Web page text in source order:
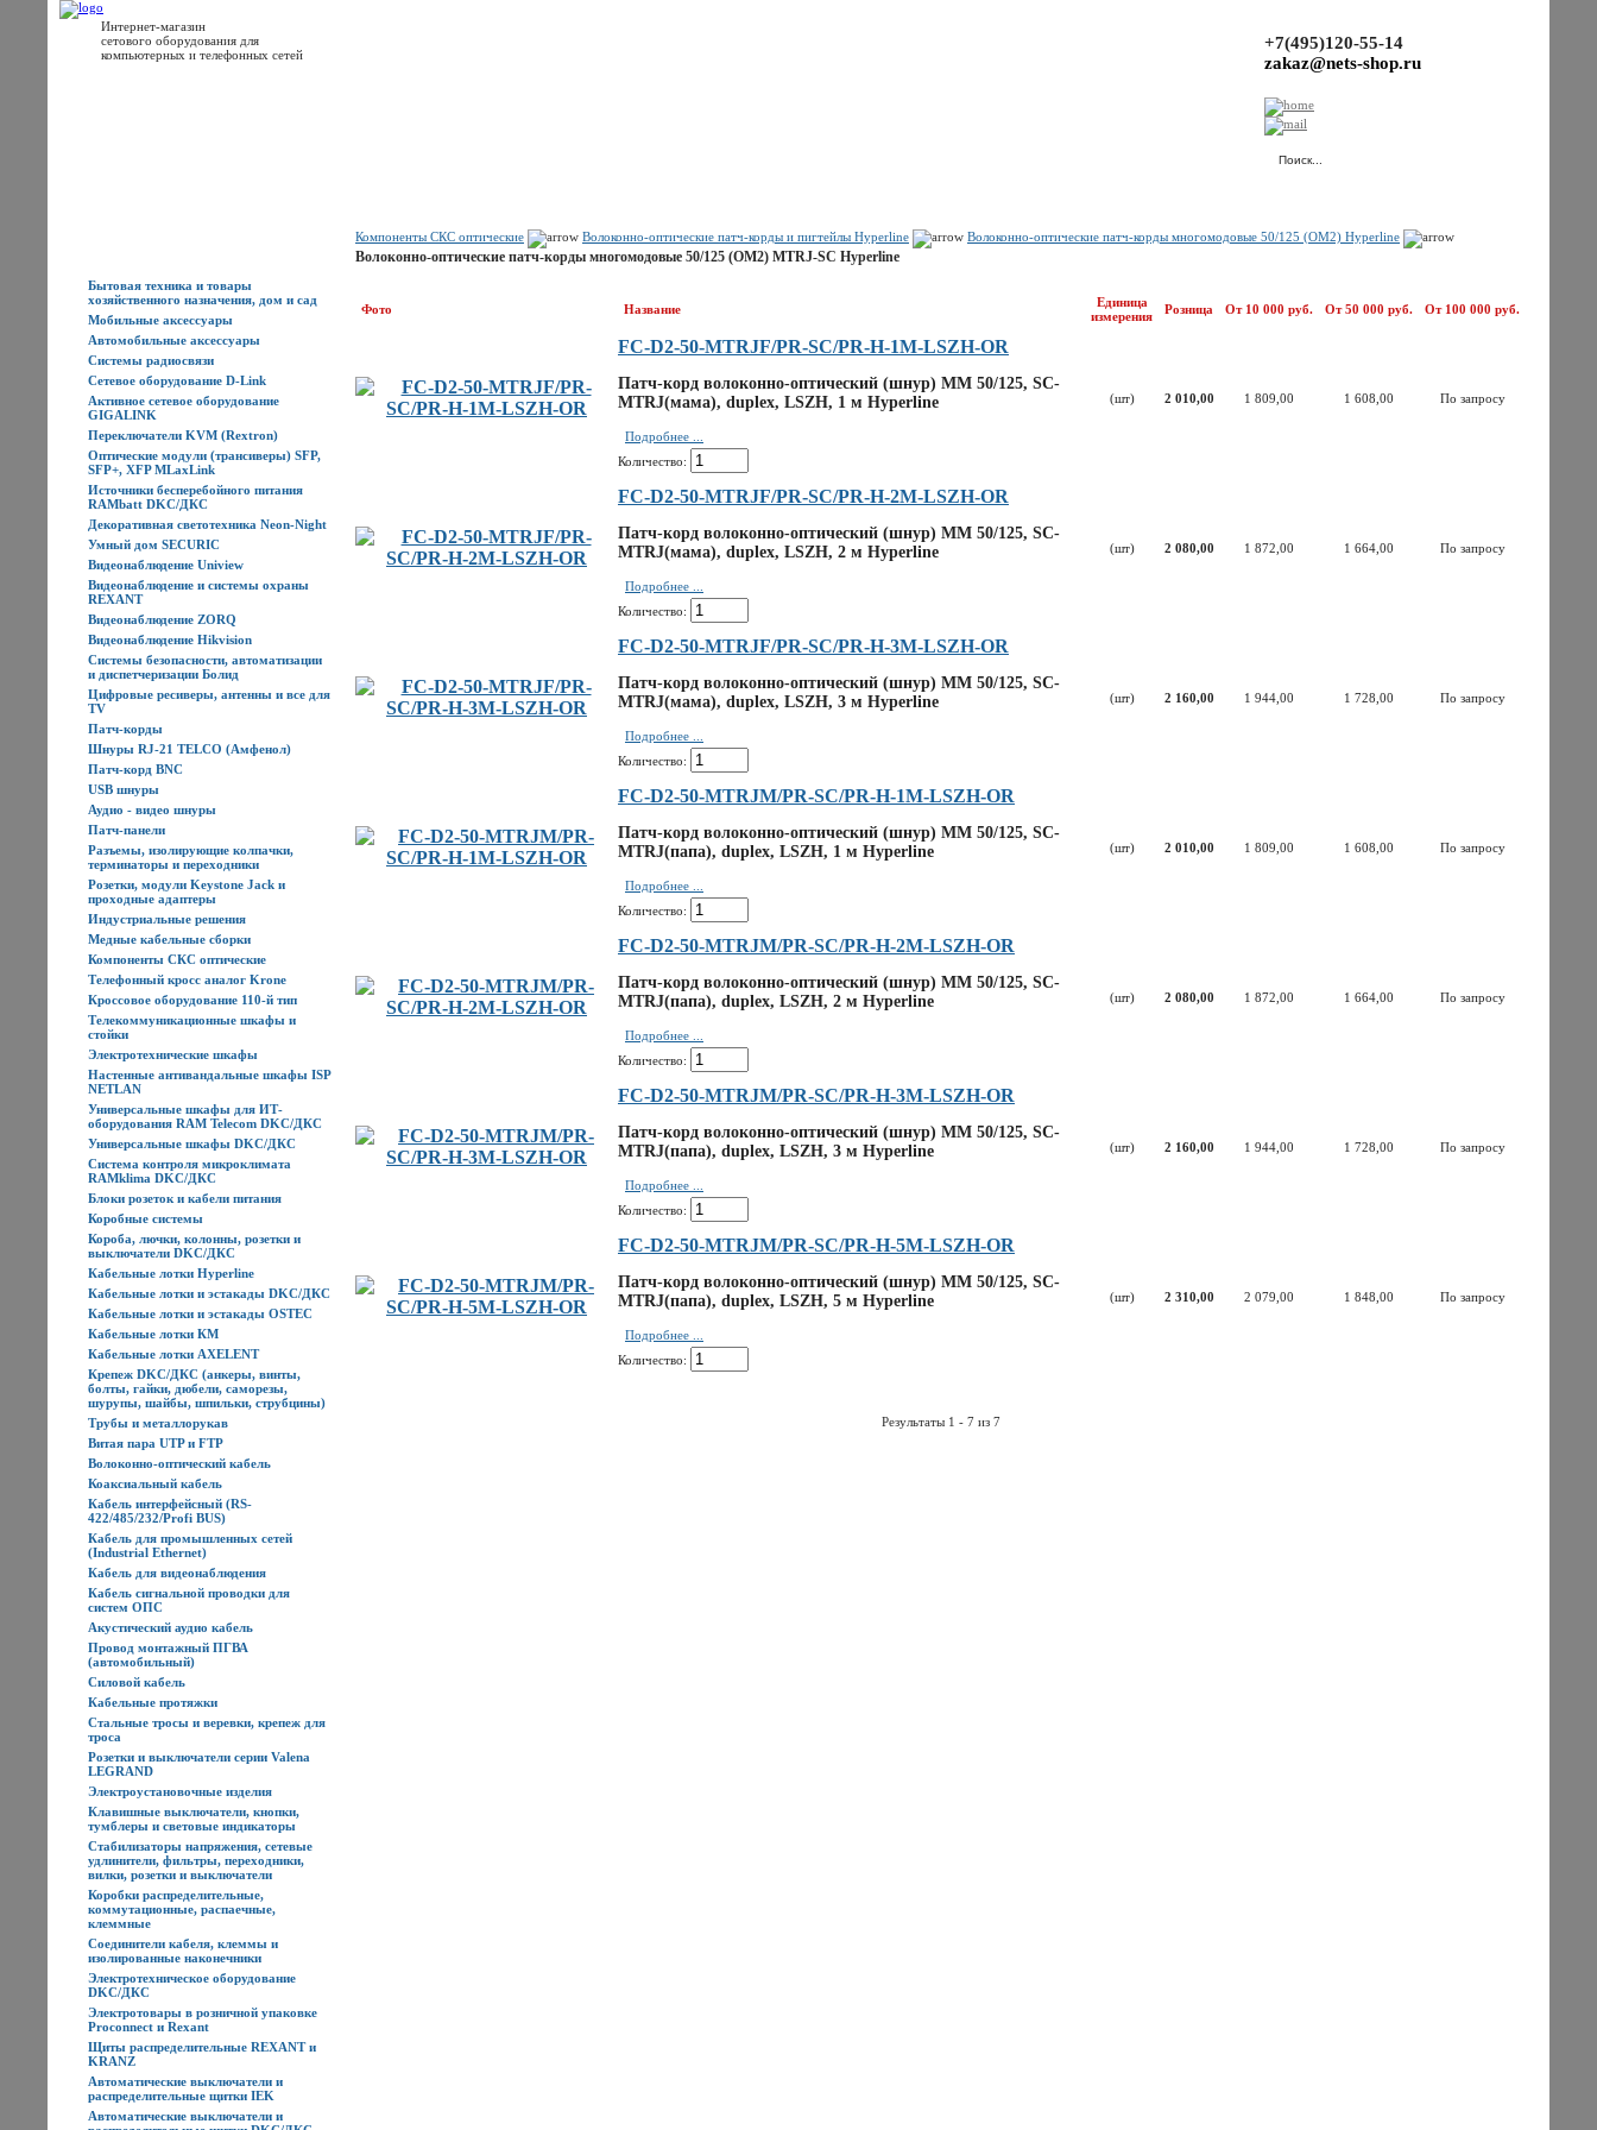
Интернет-магазин
сетового оборудования для
компьютерных и телефонных сетей
+7(495)120-55-14
zakaz@nets-shop.ru
Бытовая техника и товары
хозяйственного назначения, дом и сад
Мобильные аксессуары
Автомобильные аксессуары
Системы радиосвязи
Сетевое оборудование D-Link
Активное сетевое оборудование
GIGALINK
Переключатели KVM (Rextron)
Оптические модули (трансиверы) SFP,
SFP+, XFP MLaxLink
Источники бесперебойного питания
RAMbatt DKC/ДКС
Декоративная светотехника Neon-Night
Умный дом SECURIC
Видеонаблюдение Uniview
Видеонаблюдение и системы охраны
REXANT
Видеонаблюдение ZORQ
Видеонаблюдение Hikvision
Системы безопасности, автоматизации
и диспетчеризации Болид
Цифровые ресиверы, антенны и все для
TV
Патч-корды
Шнуры RJ-21 TELCO (Амфенол)
Патч-корд BNC
USB шнуры
Аудио - видео шнуры
Патч-панели
Разъемы, изолирующие колпачки,
терминаторы и переходники
Розетки, модули Keystone Jack и
проходные адаптеры
Индустриальные решения
Медные кабельные сборки
Компоненты СКС оптические
Телефонный кросс аналог Krone
Кроссовое оборудование 110-й тип
Телекоммуникационные шкафы и
стойки
Электротехнические шкафы
Настенные антивандальные шкафы ISP
NETLAN
Универсальные шкафы для ИТ-
оборудования RAM Telecom DKC/ДКС
Универсальные шкафы DKC/ДКС
Система контроля микроклимата
RAMklima DKC/ДКС
Блоки розеток и кабели питания
Коробные системы
Короба, лючки, колонны, розетки и
выключатели DKC/ДКС
Кабельные лотки Hyperline
Кабельные лотки и эстакады DKC/ДКС
Кабельные лотки и эстакады OSTEC
Кабельные лотки КМ
Кабельные лотки AXELENT
Крепеж DKC/ДКС (анкеры, винты,
болты, гайки, дюбели, саморезы,
шурупы, шайбы, шпильки, струбцины)
Трубы и металлорукав
Витая пара UTP и FTP
Волоконно-оптический кабель
Коаксиальный кабель
Кабель интерфейсный (RS-
422/485/232/Profi BUS)
Кабель для промышленных сетей
(Industrial Ethernet)
Кабель для видеонаблюдения
Кабель сигнальной проводки для
систем ОПС
Акустический аудио кабель
Провод монтажный ПГВА
(автомобильный)
Силовой кабель
Кабельные протяжки
Стальные тросы и веревки, крепеж для
троса
Розетки и выключатели серии Valena
LEGRAND
Электроустановочные изделия
Клавишные выключатели, кнопки,
тумблеры и световые индикаторы
Стабилизаторы напряжения, сетевые
удлинители, фильтры, переходники,
вилки, розетки и выключатели
Коробки распределительные,
коммутационные, распаечные,
клеммные
Соединители кабеля, клеммы и
изолированные наконечники
Электротехническое оборудование
DKC/ДКС
Электротовары в розничной упаковке
Proconnect и Rexant
Щиты распределительные REXANT и
KRANZ
Автоматические выключатели и
распределительные щитки IEK
Автоматические выключатели и
Компоненты СКС оптические Волоконно-оптические патч-корды и пигтейлы Hyperline Волоконно-оптические патч-корды многомодовые 50/125 (OM2) Hyperline
Волоконно-оптические патч-корды многомодовые 50/125 (OM2) MTRJ-SC Hyperline
Фото Название
Единица
измерения
Розница От 10 000 руб. От 50 000 руб. От 100 000 руб.
FC-D2-50-MTRJF/PR-SC/PR-H-1M-LSZH-OR
Патч-корд волоконно-оптический (шнур) MM 50/125, SC-
MTRJ(мама), duplex, LSZH, 1 м Hyperline
Подробнее ...
Количество:
(шт) 2 010,00 1 809,00 1 608,00 По запросу
FC-D2-50-MTRJF/PR-SC/PR-H-2M-LSZH-OR
Патч-корд волоконно-оптический (шнур) MM 50/125, SC-
MTRJ(мама), duplex, LSZH, 2 м Hyperline
Подробнее ...
Количество:
(шт) 2 080,00 1 872,00 1 664,00 По запросу
FC-D2-50-MTRJF/PR-SC/PR-H-3M-LSZH-OR
Патч-корд волоконно-оптический (шнур) MM 50/125, SC-
MTRJ(мама), duplex, LSZH, 3 м Hyperline
Подробнее ...
Количество:
(шт) 2 160,00 1 944,00 1 728,00 По запросу
FC-D2-50-MTRJM/PR-SC/PR-H-1M-LSZH-OR
Патч-корд волоконно-оптический (шнур) MM 50/125, SC-
MTRJ(папа), duplex, LSZH, 1 м Hyperline
Подробнее ...
Количество:
(шт) 2 010,00 1 809,00 1 608,00 По запросу
FC-D2-50-MTRJM/PR-SC/PR-H-2M-LSZH-OR
Патч-корд волоконно-оптический (шнур) MM 50/125, SC-
MTRJ(папа), duplex, LSZH, 2 м Hyperline
Подробнее ...
Количество:
(шт) 2 080,00 1 872,00 1 664,00 По запросу
FC-D2-50-MTRJM/PR-SC/PR-H-3M-LSZH-OR
Патч-корд волоконно-оптический (шнур) MM 50/125, SC-
MTRJ(папа), duplex, LSZH, 3 м Hyperline
Подробнее ...
Количество:
(шт) 2 160,00 1 944,00 1 728,00 По запросу
FC-D2-50-MTRJM/PR-SC/PR-H-5M-LSZH-OR
Патч-корд волоконно-оптический (шнур) MM 50/125, SC-
MTRJ(папа), duplex, LSZH, 5 м Hyperline
Подробнее ...
Количество:
(шт) 2 310,00 2 079,00 1 848,00 По запросу
Результаты 1 - 7 из 7